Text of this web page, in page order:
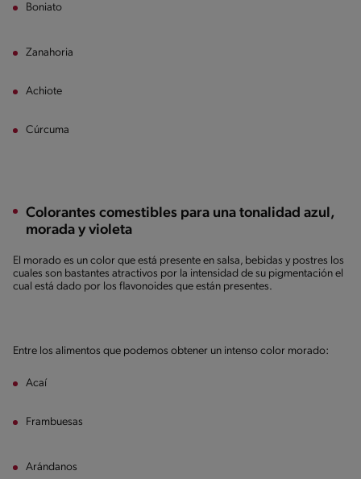
Boniato
Zanahoria
Achiote
Cúrcuma
Colorantes comestibles para una tonalidad azul,
morada y violeta
El morado es un color que está presente en salsa, bebidas y postres los
cuales son bastantes atractivos por la intensidad de su pigmentación el
cual está dado por los flavonoides que están presentes.
Entre los alimentos que podemos obtener un intenso color morado:
Acaí
Frambuesas
Arándanos